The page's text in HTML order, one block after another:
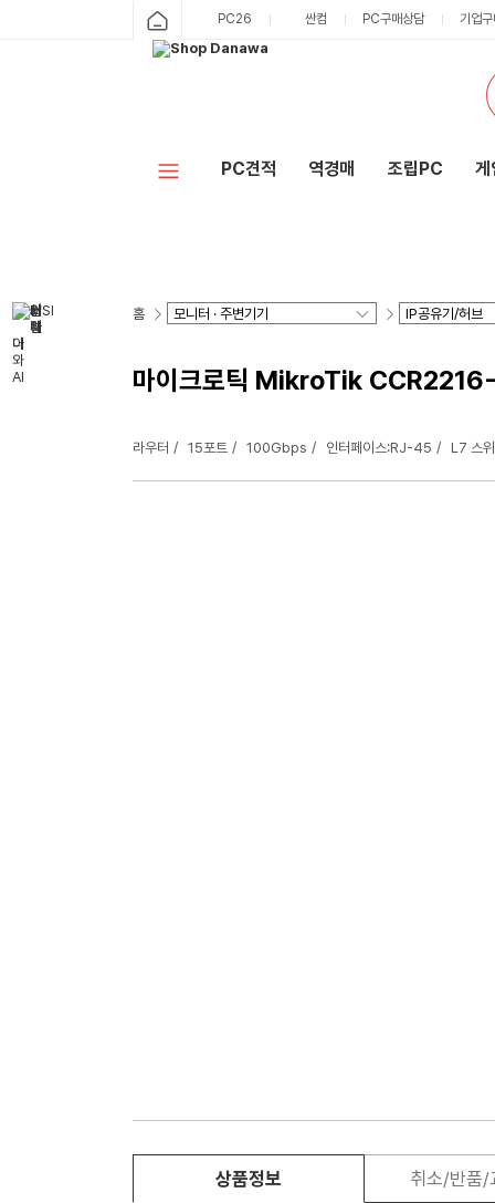
PC26 싼컴 PC구매상담 기업
PC견적 역경매 조립PC 게
홈
마이크로틱 MikroTik
라우터 15포트 100Gbps 인터페이스:RJ-45 L7 스
상품정보 취소/반품/